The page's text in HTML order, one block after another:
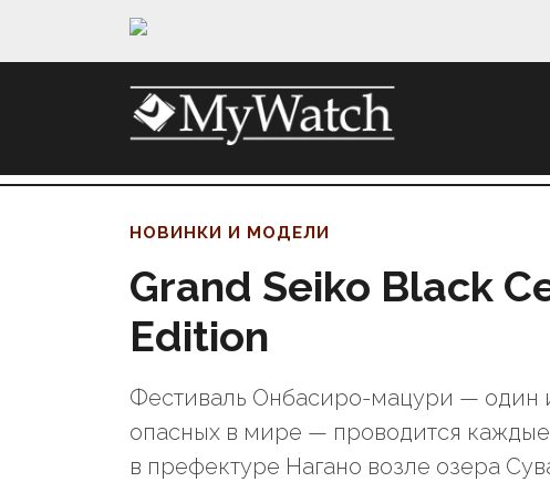
НОВИНКИ И МОДЕЛИ
Grand Seiko Black
Edition
Фестиваль Онбасиро-мацури — один
опасных в мире — проводится
в префектуре Нагано возле озера